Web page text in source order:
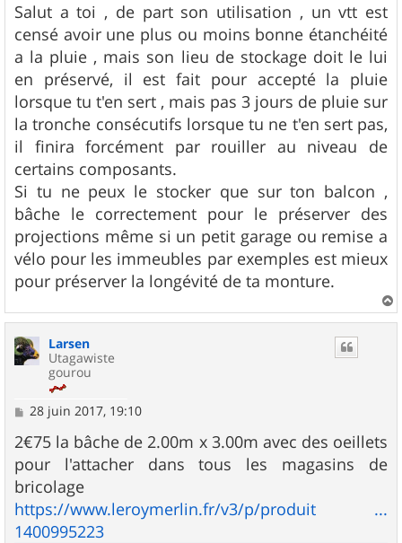
s
s
a
g
e
Salut a toi , de part son utilisation , un vtt est
censé avoir une plus ou moins bonne étanchéité
a la pluie , mais son lieu de stockage doit le lui
en préservé, il est fait pour accepté la pluie
lorsque tu t'en sert , mais pas 3 jours de pluie sur
la tronche consécutifs lorsque tu ne t'en sert pas,
il finira forcément par rouiller au niveau de
certains composants.
Si tu ne peux le stocker que sur ton balcon ,
bâche le correctement pour le préserver des
projections même si un petit garage ou remise a
vélo pour les immeubles par exemples est mieux
pour préserver la longévité de ta monture.
a
Larsen
Utagawiste
gourou
M
s
s
a
g
e
28 juin 2017, 19:10
2€75 la bâche de 2.00m x 3.00m avec des oeillets
pour l'attacher dans tous les magasins de
bricolage
https://www.leroymerlin.fr/v3/p/produit ...
1400995223